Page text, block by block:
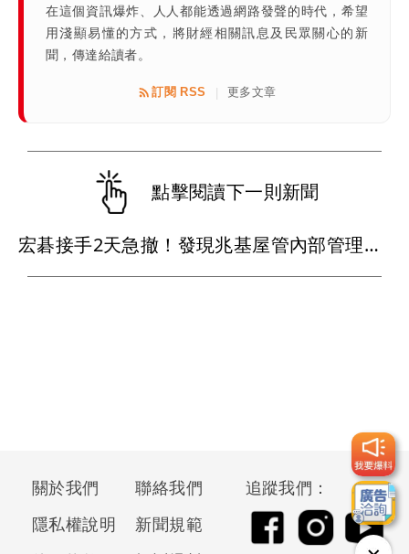
在這個資訊爆炸、人人都能透過網路發聲的時代，希望
用淺顯易懂的方式，將財經相關訊息及民眾關心的新
聞，傳達給讀者。
訂閱 RSS | 更多文章
點擊閱讀下一則新聞
宏碁接手2天急撤！發現兆基屋管內部管理缺失 李文詳辭董座、總經理
關於我們
聯絡我們
隱私權說明
新聞規範
追蹤我們：